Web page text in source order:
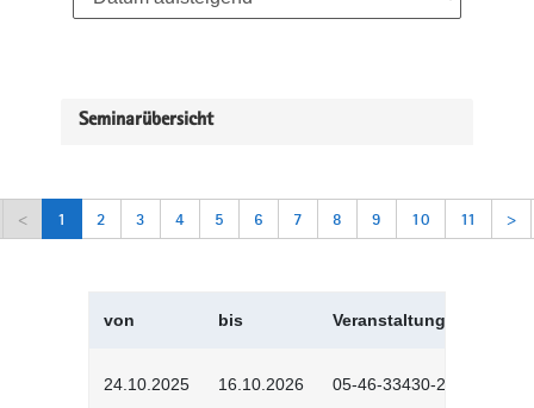
Seminarübersicht
< 1 2 3 4 5 6 7 8 9 10 11 >
von bis Veranstaltungskürzel
24.10.2025 16.10.2026 05-46-33430-2501